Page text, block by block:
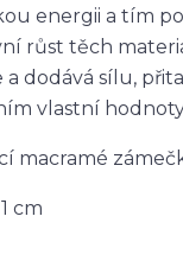
energii a tím
růst těch
dodává sílu,
vlastní
macramé
cm